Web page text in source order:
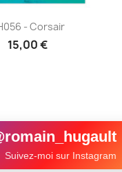
rapide
- Corsair
15,00 €
Suivez-moi sur Instagram